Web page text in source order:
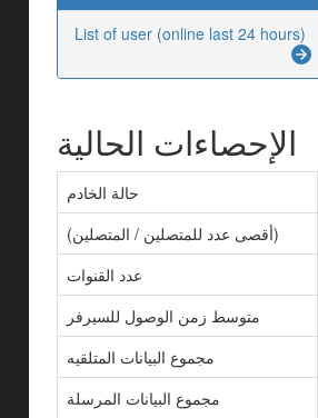
List of user (online last 24 hours)
الإحصاءات الحالية
حالة الخادم
(أقصى عدد للمتصلين / المتصلين)
عدد القنوات
متوسط زمن الوصول للسيرفر
مجموع البيانات المتلقيه
مجموع البيانات المرسلة